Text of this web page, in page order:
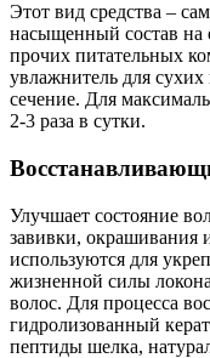
Этот вид средства –
насыщенный состав на
прочих питательных
увлажнитель для
сечение. Для
2-3 раза в сутки.
Улучшает состояние
завивки, окрашивания
используются для
жизненной силы
волос. Для процесса
гидролизованный
пептиды шелка,